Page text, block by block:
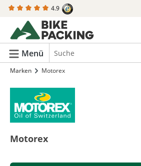
springen 4.9
Menü
Marken Motorex
Motorex